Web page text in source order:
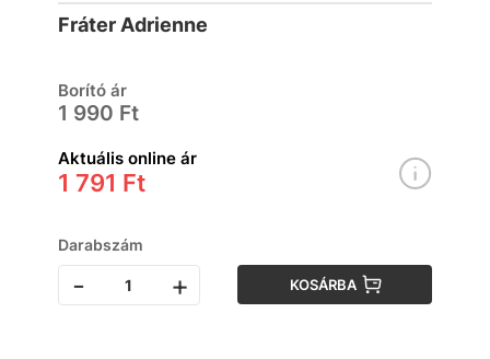
Fráter Adrienne
Borító ár
1 990 Ft
Aktuális online ár
1 791 Ft
Darabszám
- + KOSÁRBA